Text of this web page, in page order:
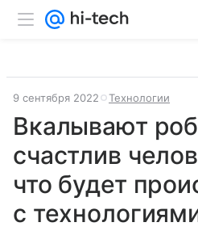
9 сентября 2022 Технологии
Вкалывают
счастлив
что будет
с